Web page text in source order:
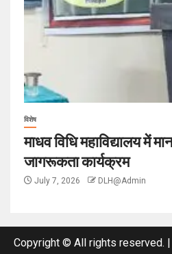
विशेष
माधव विधि महाविद्यालय में
जागरूकता कार्यक्रम
July 7, 2026 DLH@Admin
Copyright © All rights reserved.